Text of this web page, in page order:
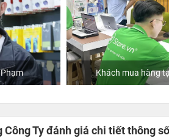
Khách mua hàng tại 24hStore
Công Ty đánh giá chi tiết thông